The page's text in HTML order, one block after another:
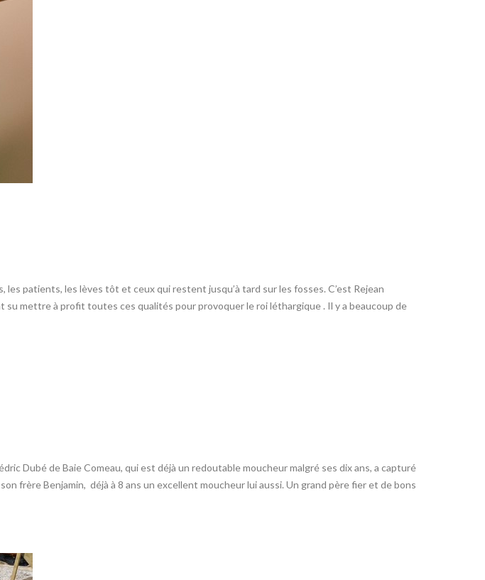
les patients, les lèves tôt et ceux qui restent jusqu’à tard sur les fosses. C’est Rejean
mettre à profit toutes ces qualités pour provoquer le roi léthargique . Il y a beaucoup de
Dubé de Baie Comeau, qui est déjà un redoutable moucheur malgré ses dix ans, a capturé
frère Benjamin, déjà à 8 ans un excellent moucheur lui aussi. Un grand père fier et de bons